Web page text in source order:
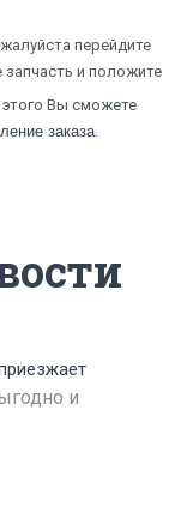
перейдите
и положите
Вы сможете
заказа.
и